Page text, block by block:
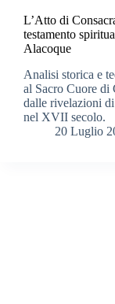
L’Atto di
testamento
Alacoque
Analisi storica e
al Sacro Cuore di
dalle rivelazioni
nel XVII secolo.
20 Luglio